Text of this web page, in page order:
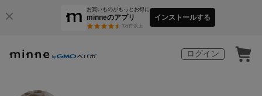
お買いものがもっとお得に
minneのアプリ
3万件以上
インストールする
ログイン